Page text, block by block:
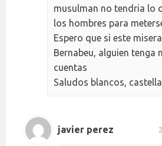
musulman no tendria lo
los hombres para
Espero que si este
Bernabeu, alguien tenga
cuentas
Saludos blancos,
javier perez